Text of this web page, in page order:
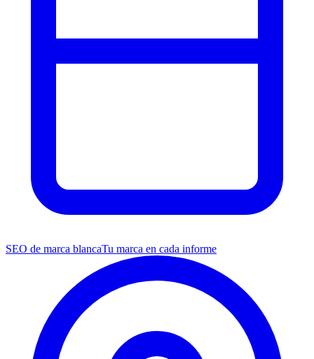
SEO de marca blancaTu marca en cada informe